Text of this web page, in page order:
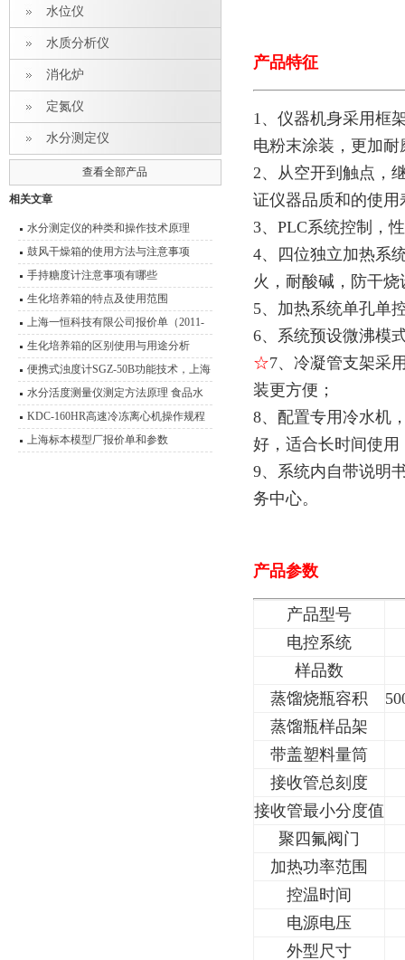
水位仪
水质分析仪
消化炉
定氮仪
水分测定仪
查看全部产品
相关文章
水分测定仪的种类和操作技术原理
鼓风干燥箱的使用方法与注意事项
手持糖度计注意事项有哪些
生化培养箱的特点及使用范围
上海一恒科技有限公司报价单（2011-
2012）
生化培养箱的区别使用与用途分析
便携式浊度计SGZ-50B功能技术，上海
悦丰浊度仪应用范围
水分活度测量仪测定方法原理 食品水
分活度测量说明
KDC-160HR高速冷冻离心机操作规程
离心机使用与维护
上海标本模型厂报价单和参数
产品特征
1、仪器机身采用框
电粉末涂装，更加
2、从空开到触点，
证仪器品质和的使用
3、PLC系统控制，
4、四位独立加热系
火，耐酸碱，防干烧
5、加热系统单孔单
6、系统预设微沸模
☆7、冷凝管支架采
装更方便；
8、配置专用冷水机
好，适合长时间使用
9、系统内自带说明
务中心。
产品参数
产品型号
电控系统
样品数
蒸馏烧瓶容积
蒸馏瓶样品架
带盖塑料量筒
接收管总刻度
接收管最小分度值
聚四氟阀门
加热功率范围
控温时间
电源电压
外型尺寸